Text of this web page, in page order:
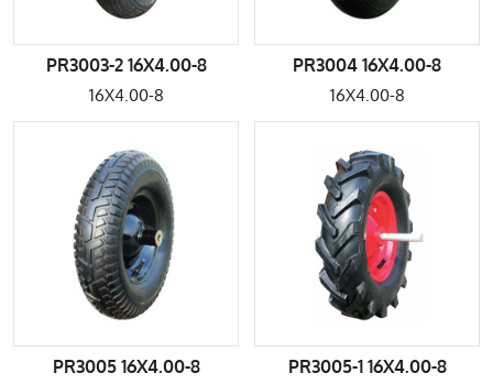
PR3003-2 16X4.00-8
16X4.00-8
PR3004 16X4.00-8
16X4.00-8
PR3005 16X4.00-8
PR3005-1 16X4.00-8